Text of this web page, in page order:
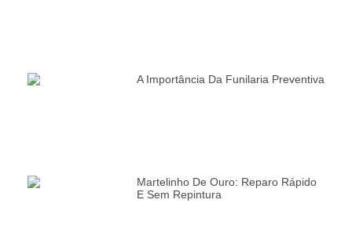
A Importância Da Funilaria Preventiva
Martelinho De Ouro: Reparo Rápido
E Sem Repintura